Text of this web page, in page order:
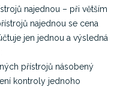
najednou – při větším
najednou se cena
jen jednou a výsledná
přístrojů násobený
kontroly jednoho